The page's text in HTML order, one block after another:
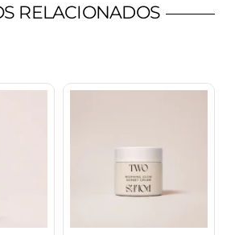
RELACIONADOS